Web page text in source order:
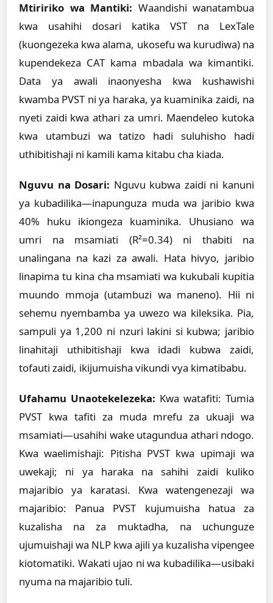
Mtiririko wa Mantiki: Waandishi wanatambua
kwa usahihi dosari katika VST na LexTale
(kuongezeka kwa alama, ukosefu wa kurudiwa) na
kupendekeza CAT kama mbadala wa kimantiki.
Data ya awali inaonyesha kwa kushawishi
kwamba PVST ni ya haraka, ya kuaminika zaidi, na
nyeti zaidi kwa athari za umri. Maendeleo kutoka
kwa utambuzi wa tatizo hadi suluhisho hadi
uthibitishaji ni kamili kama kitabu cha kiada.
Nguvu na Dosari: Nguvu kubwa zaidi ni kanuni
ya kubadilika—inapunguza muda wa jaribio kwa
40% huku ikiongeza kuaminika. Uhusiano wa
umri na msamiati (R²=0.34) ni thabiti na
unalingana na kazi za awali. Hata hivyo, jaribio
linapima tu kina cha msamiati wa kukubali kupitia
muundo mmoja (utambuzi wa maneno). Hii ni
sehemu nyembamba ya uwezo wa kileksika. Pia,
sampuli ya 1,200 ni nzuri lakini si kubwa; jaribio
linahitaji uthibitishaji kwa idadi kubwa zaidi,
tofauti zaidi, ikijumuisha vikundi vya kimatibabu.
Ufahamu Unaotekelezeka: Kwa watafiti: Tumia
PVST kwa tafiti za muda mrefu za ukuaji wa
msamiati—usahihi wake utagundua athari ndogo.
Kwa waelimishaji: Pitisha PVST kwa upimaji wa
uwekaji; ni ya haraka na sahihi zaidi kuliko
majaribio ya karatasi. Kwa watengenezaji wa
majaribio: Panua PVST kujumuisha hatua za
kuzalisha na za muktadha, na uchunguze
ujumuishaji wa NLP kwa ajili ya kuzalisha vipengee
kiotomatiki. Wakati ujao ni wa kubadilika—usibaki
nyuma na majaribio tuli.